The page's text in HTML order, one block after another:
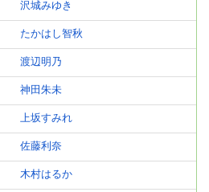
沢城みゆき
たかはし智秋
渡辺明乃
神田朱未
上坂すみれ
佐藤利奈
木村はるか